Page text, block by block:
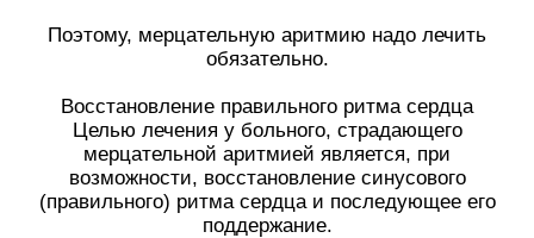
Поэтому, мерцательную аритмию надо лечить
обязательно.
Восстановление правильного ритма сердца
Целью лечения у больного, страдающего
мерцательной аритмией является, при
возможности, восстановление синусового
(правильного) ритма сердца и последующее его
поддержание.